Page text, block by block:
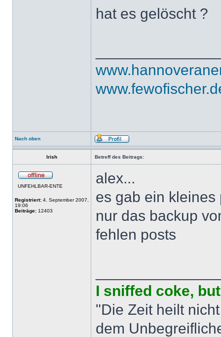
hat es gelöscht ?
Nach oben
Irish Betreff des Beitrags:
UNFEHLBAR-ENTE
Registriert: 4. September 2007,
19:06
Beiträge: 12403
alex...
es gab ein kleines
nur das backup
fehlen posts
I sniffed coke,
"Die Zeit heilt
dem